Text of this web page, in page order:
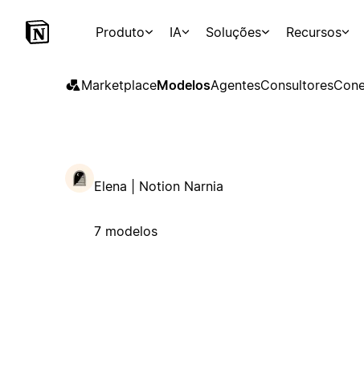
Produto IA Soluções Recursos
MarketplaceModelosAgentesConsultores
Elena | Notion Narnia
7 modelos